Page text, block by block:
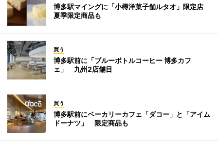
博多駅マイングに「小樽洋菓子舗ルタオ」限定店
夏季限定商品も
買う
博多駅前に「ブルーボトルコーヒー 博多カフ
ェ」 九州2店舗目
買う
博多駅前にベーカリーカフェ「ダコー」と「アイム
ドーナツ」 限定商品も